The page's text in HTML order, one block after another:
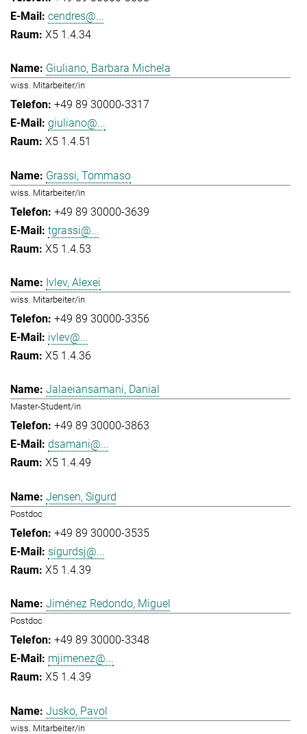
cendres@...
X5 1.4.34
Giuliano, Barbara Michela
wiss. Mitarbeiter/in
+49 89 30000-3317
giuliano@...
X5 1.4.51
Grassi, Tommaso
wiss. Mitarbeiter/in
+49 89 30000-3639
tgrassi@...
X5 1.4.53
Ivlev, Alexei
wiss. Mitarbeiter/in
+49 89 30000-3356
ivlev@...
X5 1.4.36
Jalaeiansamani, Danial
Master-Student/in
+49 89 30000-3863
dsamani@...
X5 1.4.49
Jensen, Sigurd
Postdoc
+49 89 30000-3535
sigurdsj@...
X5 1.4.39
Jiménez Redondo, Miguel
Postdoc
+49 89 30000-3348
mjimenez@...
X5 1.4.39
Jusko, Pavol
wiss. Mitarbeiter/in